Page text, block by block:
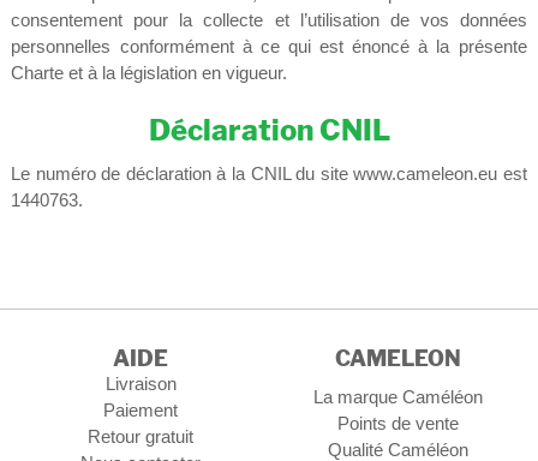
consentement pour la collecte et l’utilisation de vos données
personnelles conformément à ce qui est énoncé à la présente
Charte et à la législation en vigueur.
Déclaration CNIL
Le numéro de déclaration à la CNIL du site www.cameleon.eu est
1440763.
AIDE
Livraison
Paiement
Retour gratuit
CAMELEON
La marque Caméléon
Points de vente
Qualité Caméléon